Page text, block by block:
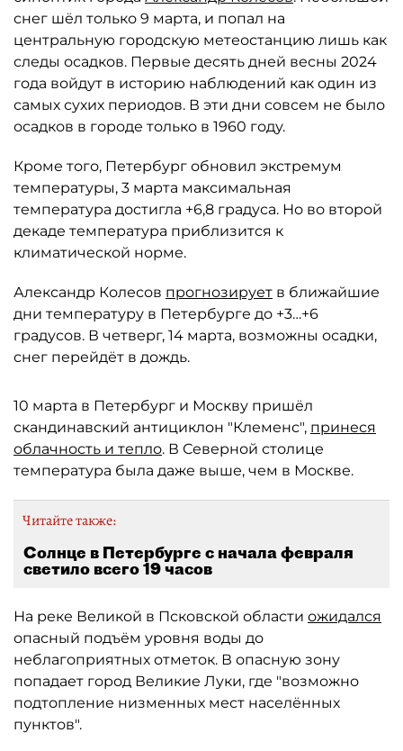
снег шёл только 9 марта, и попал на
центральную городскую метеостанцию лишь как
следы осадков. Первые десять дней весны 2024
года войдут в историю наблюдений как один из
самых сухих периодов. В эти дни совсем не было
осадков в городе только в 1960 году.
Кроме того, Петербург обновил экстремум
температуры, 3 марта максимальная
температура достигла +6,8 градуса. Но во второй
декаде температура приблизится к
климатической норме.
Александр Колесов прогнозирует в ближайшие
дни температуру в Петербурге до +3…+6
градусов. В четверг, 14 марта, возможны осадки,
снег перейдёт в дождь.
10 марта в Петербург и Москву пришёл
скандинавский антициклон "Клеменс", принеся
облачность и тепло. В Северной столице
температура была даже выше, чем в Москве.
Читайте также:
Солнце в Петербурге с начала февраля
светило всего 19 часов
На реке Великой в Псковской области ожидался
опасный подъём уровня воды до
неблагоприятных отметок. В опасную зону
попадает город Великие Луки, где "возможно
подтопление низменных мест населённых
пунктов".